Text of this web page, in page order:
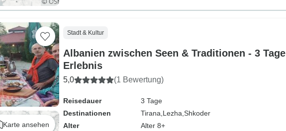
Karte ansehen
Stadt & Kultur
Albanien zwischen Seen & Traditionen - 3 Tage
Erlebnis
5,0 (1 Bewertung)
Reisedauer
3 Tage
Destinationen
Tirana, Lezha, Shkoder
Alter
Alter 8+